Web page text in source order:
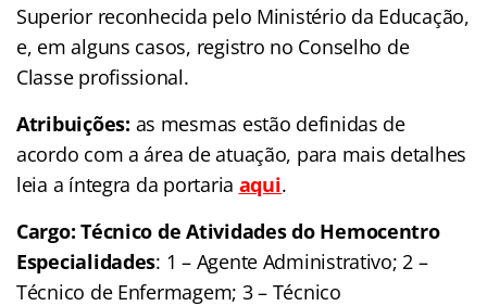
Superior reconhecida pelo Ministério da Educação,
e, em alguns casos, registro no Conselho de
Classe profissional.
Atribuições: as mesmas estão definidas de
acordo com a área de atuação, para mais detalhes
leia a íntegra da portaria aqui.
Cargo: Técnico de Atividades do Hemocentro
Especialidades: 1 – Agente Administrativo; 2 –
Técnico de Enfermagem; 3 – Técnico